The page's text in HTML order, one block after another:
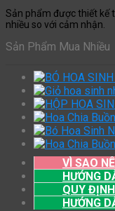
Sản phẩm được thiết kế
nhiều so với cảm nhận.
Sản Phẩm Mua Nhiều
VÌ SAO
HƯỚNG
QUY
HƯỚNG